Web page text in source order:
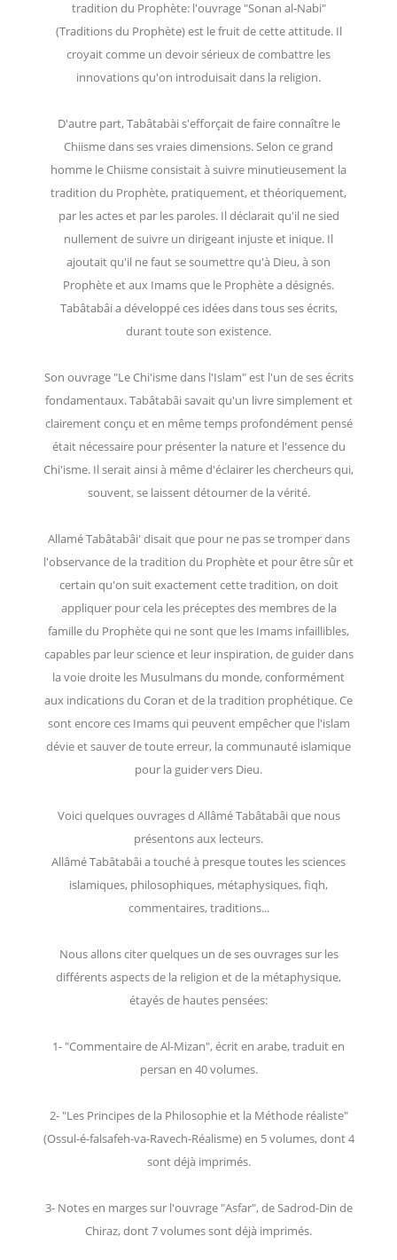
tradition du Prophète: l'ouvrage "Sonan al-Nabi"
(Traditions du Prophète) est le fruit de cette attitude. Il
croyait comme un devoir sérieux de combattre les
innovations qu'on introduisait dans la religion.
D'autre part, Tabâtabài s'efforçait de faire connaître le
Chiisme dans ses vraies dimensions. Selon ce grand
homme le Chiisme consistait à suivre minutieusement la
tradition du Prophète, pratiquement, et théoriquement,
par les actes et par les paroles. Il déclarait qu'il ne sied
nullement de suivre un dirigeant injuste et inique. Il
ajoutait qu'il ne faut se soumettre qu'à Dieu, à son
Prophète et aux Imams que le Prophète a désignés.
Tabâtabâi a développé ces idées dans tous ses écrits,
durant toute son existence.
Son ouvrage "Le Chi'isme dans l'Islam" est l'un de ses écrits
fondamentaux. Tabâtabâi savait qu'un livre simplement et
clairement conçu et en même temps profondément pensé
était nécessaire pour présenter la nature et l'essence du
Chi'isme. Il serait ainsi à même d'éclairer les chercheurs qui,
souvent, se laissent détourner de la vérité.
Allamé Tabâtabâi' disait que pour ne pas se tromper dans
l'observance de la tradition du Prophète et pour être sûr et
certain qu'on suit exactement cette tradition, on doit
appliquer pour cela les préceptes des membres de la
famille du Prophète qui ne sont que les Imams infaillibles,
capables par leur science et leur inspiration, de guider dans
la voie droite les Musulmans du monde, conformément
aux indications du Coran et de la tradition prophétique. Ce
sont encore ces Imams qui peuvent empêcher que l'islam
dévie et sauver de toute erreur, la communauté islamique
pour la guider vers Dieu.
Voici quelques ouvrages d Allâmé Tabâtabâi que nous
présentons aux lecteurs.
Allâmé Tabâtabâi a touché à presque toutes les sciences
islamiques, philosophiques, métaphysiques, fiqh,
commentaires, traditions...
Nous allons citer quelques un de ses ouvrages sur les
différents aspects de la religion et de la métaphysique,
étayés de hautes pensées:
1- "Commentaire de Al-Mizan", écrit en arabe, traduit en
persan en 40 volumes.
2- "Les Principes de la Philosophie et la Méthode réaliste"
(Ossul-é-falsafeh-va-Ravech-Réalisme) en 5 volumes, dont 4
sont déjà imprimés.
3- Notes en marges sur l'ouvrage "Asfar", de Sadrod-Din de
Chiraz, dont 7 volumes sont déjà imprimés.